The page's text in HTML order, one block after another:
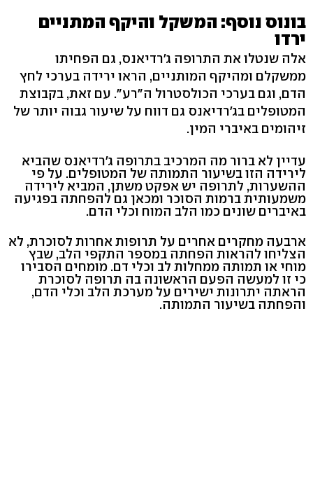
בונוס נוסף: המשקל והיקף המתניים
ירדו
אלה שנטלו את התרופה ג'רדיאנס, גם הפחיתו
ממשקלם ומהיקף המותניים, הראו ירידה בערכי לחץ
הדם, וגם בערכי הכולסטרול ה"רע". עם זאת, בקבוצת
המטופלים בג'רדיאנס גם דווח על שיעור גבוה יותר של
זיהומים באיברי המין.
עדיין לא ברור מה המרכיב בתרופה ג'רדיאנס שהביא
לירידה הזו בשיעור התמותה של המטופלים. על פי
ההשערות, לתרופה יש אפקט משתן, המביא לירידה
משמעותית ברמות הסוכר ומכאן גם להפחתה בפגיעה
באיברים שונים כמו הלב המוח וכלי הדם.
ארבעה מחקרים אחרים על תרופות אחרות לסוכרת, לא
הצליחו להראות הפחתה במספר התקפי הלב, שבץ
מוחי או תמותה ממחלות לב וכלי דם. מומחים הסבירו
כי זו למעשה הפעם הראשונה בה תרופה לסוכרת
הראתה יתרונות ישירים על מערכת הלב וכלי הדם,
והפחתה בשיעור התמותה.